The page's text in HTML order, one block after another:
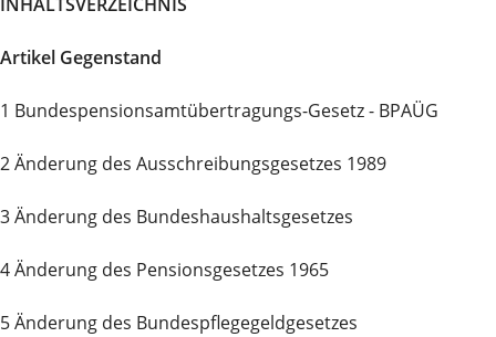
INHALTSVERZEICHNIS
Artikel Gegenstand
1 Bundespensionsamtübertragungs-Gesetz - BPAÜG
2 Änderung des Ausschreibungsgesetzes 1989
3 Änderung des Bundeshaushaltsgesetzes
4 Änderung des Pensionsgesetzes 1965
5 Änderung des Bundespflegegeldgesetzes